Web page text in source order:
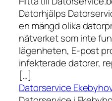
Datorhjälps
en mängd olika
nätverket som inte
lägenheten, E-post
infekterade datorer,
[…]
Datorservice